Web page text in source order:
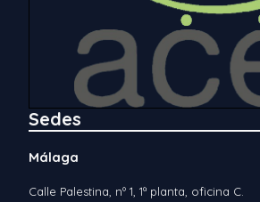
Sedes
Málaga
Calle Palestina, nº 1, 1ª planta, oficina C.